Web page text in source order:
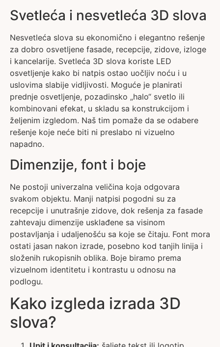
Svetleća i nesvetleća 3D slova
Nesvetleća slova su ekonomično i elegantno rešenje
za dobro osvetljene fasade, recepcije, zidove, izloge
i kancelarije. Svetleća 3D slova koriste LED
osvetljenje kako bi natpis ostao uočljiv noću i u
uslovima slabije vidljivosti. Moguće je planirati
prednje osvetljenje, pozadinsko „halo“ svetlo ili
kombinovani efekat, u skladu sa konstrukcijom i
željenim izgledom. Naš tim pomaže da se odabere
rešenje koje neće biti ni preslabo ni vizuelno
napadno.
Dimenzije, font i boje
Ne postoji univerzalna veličina koja odgovara
svakom objektu. Manji natpisi pogodni su za
recepcije i unutrašnje zidove, dok rešenja za fasade
zahtevaju dimenzije usklađene sa visinom
postavljanja i udaljenošću sa koje se čitaju. Font mora
ostati jasan nakon izrade, posebno kod tanjih linija i
složenih rukopisnih oblika. Boje biramo prema
vizuelnom identitetu i kontrastu u odnosu na
podlogu.
Kako izgleda izrada 3D
slova?